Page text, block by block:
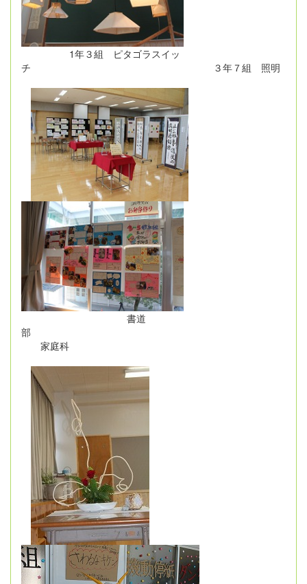
1年３組 ピタゴラスイッ
チ ３年７組 照明
書道
部
家庭科